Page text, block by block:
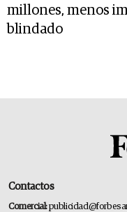
millones, menos
blindado
Contactos
Comercial: